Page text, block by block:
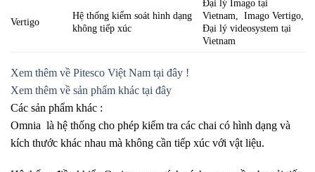
Vertigo
Hệ thống kiểm soát hình dạng
không tiếp xúc
Đại lý Imago tại
Vietnam, Imago Vertigo,
Đại lý videosystem tại
Vietnam
Xem thêm về Pitesco Việt Nam tại đây !
Xem thêm về sản phẩm khác tại đây
Các sản phẩm khác :
Omnia là hệ thống cho phép kiểm tra các chai có hình dạng và
kích thước khác nhau mà không cần tiếp xúc với vật liệu.